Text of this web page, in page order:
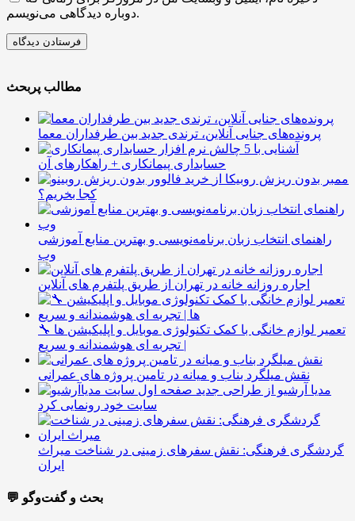
دوباره دیدگاهی می‌نویسم.
مطالب پربحث
پرونده‌های جنایی آنلاین، ترندی جدید بین طرفداران معما
آشنایی با 5 چالش
حسابداری پیمانکاری + راهکارهای آن
ممبر بدون ریزش روبیکا از
کجا بخریم؟
راهنمای انتخاب زبان برنامه‌نویسی و بهترین منابع آموزشی
وب
اجاره روزانه خانه در تهران از طریق پلتفرم های آنلاین
🔧 تعمیر لوازم خانگی با کمک تکنولوژی موبایل و اپلیکیشن ها
| تجربه ای هوشمندانه و سریع
نقش میلگرد بناب و میانه در تامین پروژه های عمرانی
مدیا آرشیو از طراحی جدید
سایت خود رونمایی کرد
گردشگری فرهنگی: نقش سفرهای زمینی در شناخت میراث
ایران
💬 بحث و گفت‌وگو